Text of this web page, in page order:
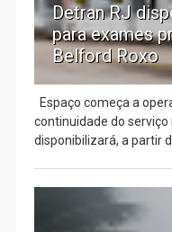
Detran RJ
para exames
Belford Roxo
Espaço começa a
continuidade do serviço
disponibilizará, a partir